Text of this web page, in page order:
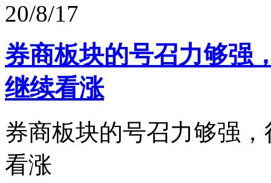
20/8/17
券商板块的号召力够强
继续看涨
券商板块的号召力够强
看涨